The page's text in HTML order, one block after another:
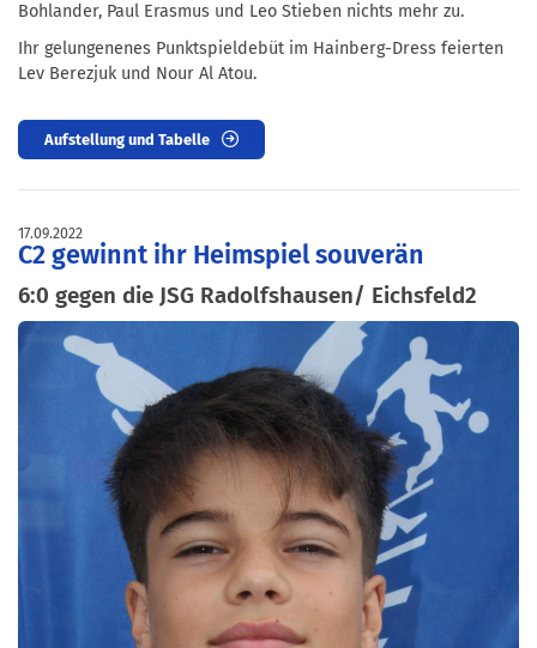
Bohlander, Paul Erasmus und Leo Stieben nichts mehr zu.
Ihr gelungenenes Punktspieldebüt im Hainberg-Dress feierten
Lev Berezjuk und Nour Al Atou.
Aufstellung und Tabelle
17.09.2022
C2 gewinnt ihr Heimspiel souverän
6:0 gegen die JSG Radolfshausen/ Eichsfeld2